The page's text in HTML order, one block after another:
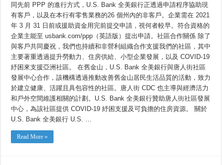
供
一
些
機
會
讓
各
位
全
慶
祝
新
年。
同先前 PPP 的進行方式，U.S. Bank 全美銀行正透過申請程序協助現
有客戶，以及在本行有零售業務的26 個州內的非客戶。企業需在 2021
年 3 月 31 日前或援助資金用完前提交申請，視何者較早。符合資格的
企業主能至 usbank.com/ppp（英語版）提出申請。社區合作關係 除了
與客戶共同慶祝，我們也持續和非營利組織合作支援我們的社區，其中
主要著重透過提升勞動力、住房供給、小型企業發展，以及 COVID-19
紓困來支援亞洲社區。 在舊金山，U.S. Bank 全美銀行與唐人街社區
發展中心合作，該機構透過推動改善舊金山居民生活品質的活動，致力
於建立健康、活躍且具包容性的社區。唐人街 CDC 也主導與經濟活力
和戶外空間維護相關的計劃。U.S. Bank 全美銀行贊助唐人街社區發展
中心，為該社區提供 COVID-19 紓困支援及可負擔的住房資源。 關於
U.S. Bank 全美銀行 U.S. …
Read More »